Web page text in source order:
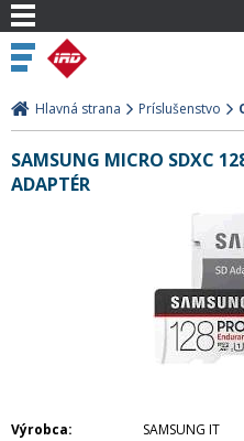
Hlavná strana Príslušenstvo
SAMSUNG MICRO SDXC
ADAPTÉR
Výrobca
SAMSUNG IT